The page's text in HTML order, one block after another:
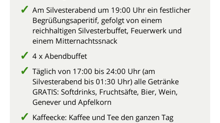
Am Silvesterabend um 19:00 Uhr ein festlicher
Begrüßungsaperitif, gefolgt von einem
reichhaltigen Silvesterbuffet, Feuerwerk und
einem Mitternachtssnack
4 x Abendbuffet
Täglich von 17:00 bis 24:00 Uhr (am
Silvesterabend bis 01:30 Uhr) alle Getränke
GRATIS: Softdrinks, Fruchtsäfte, Bier, Wein,
Genever und Apfelkorn
Kaffeecke: Kaffee und Tee den ganzen Tag